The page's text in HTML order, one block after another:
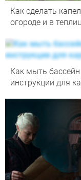
Как сделать
огороде и в
Как мыть
инструкции для